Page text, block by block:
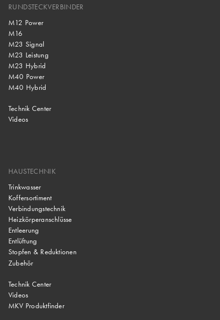
RUNDSTECKVERBINDER
M12 Power
M16
M23 Signal
M23 Leistung
M23 Hybrid
M40 Power
M40 Hybrid
Technik Center
Videos
HAUSTECHNIK
Trinkwasser
Koffersortiment
Verbindungstechnik
Heizkörperanschlüsse
Entleerung
Entlüftung
Stopfen & Reduktionen
Zubehör
Technik Center
Videos
MKV Produktfinder